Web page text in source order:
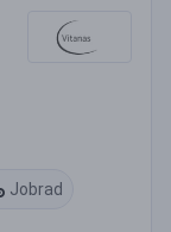
Jobrad